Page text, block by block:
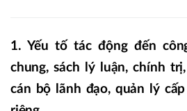
1. Yếu tố tác động đến
chung, sách lý luận, chính
cán bộ lãnh đạo, quản lý